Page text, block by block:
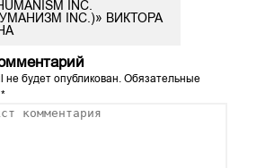
INC.
INC.)» ВИКТОРА
будет опубликован.Обязательные
*